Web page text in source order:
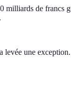
de francs
levée une exception.